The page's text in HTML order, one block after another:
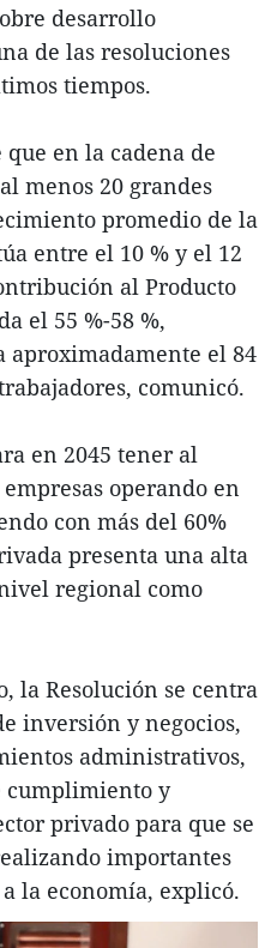
desarrollo
de las resoluciones
tiempos.
en la cadena de
menos 20 grandes
promedio de la
entre el 10 % y el 12
al Producto
el 55 %-58 %,
aproximadamente el 84
comunicó.
en 2045 tener al
operando en
con más del 60%
presenta una alta
regional como
la Resolución se centra
inversión y negocios,
administrativos,
cumplimiento y
privado para que se
importantes
la economía, explicó.